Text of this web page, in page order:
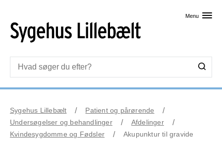
Menu
Sygehus Lillebælt
Patient og pårørende
Undersøgelser og behandlinger
Afdelinger
Kvindesygdomme og Fødsler
Akupunktur til gravide